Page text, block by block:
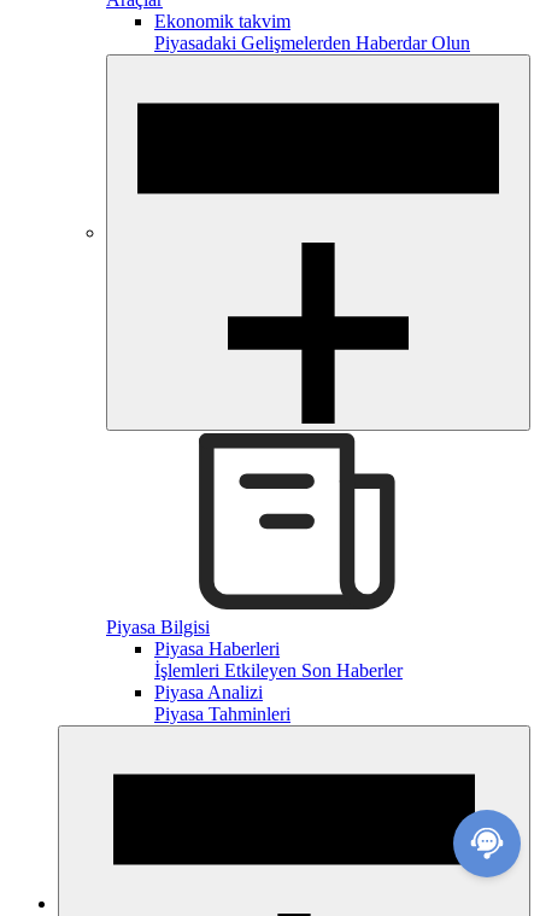
Ekonomik takvim
Piyasadaki Gelişmelerden Haberdar Olun
Piyasa Bilgisi
Piyasa Haberleri
İşlemleri Etkileyen Son Haberler
Piyasa Analizi
Piyasa Tahminleri